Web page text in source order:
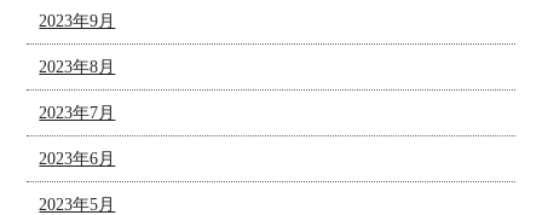
2023年9月
2023年8月
2023年7月
2023年6月
2023年5月